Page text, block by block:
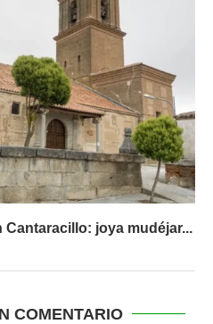
Cantaracillo: joya mudéjar...
COMENTARIO